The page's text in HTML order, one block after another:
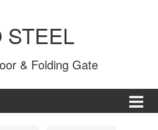
STEEL
& Folding Gate